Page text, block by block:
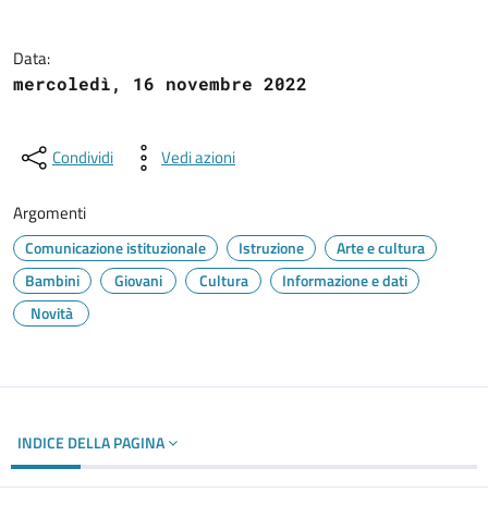
Data:
mercoledì, 16 novembre 2022
Condividi Vedi azioni
Argomenti
Comunicazione istituzionale Istruzione
Arte e cultura
Bambini
Giovani Cultura
Informazione e dati
Novità
INDICE DELLA PAGINA